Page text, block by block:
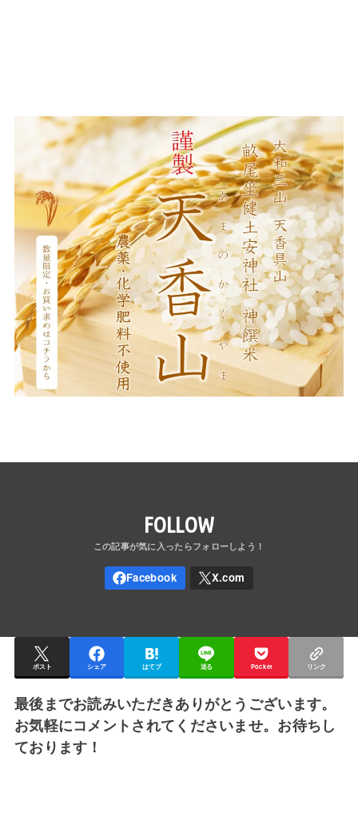
FOLLOW
ポスト シェア はてブ 送る Pocket リンク
最後までお読みいただきありがとうございます。
お気軽にコメントされてくださいませ。お待ちし
ております！